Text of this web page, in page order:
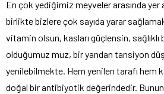
En çok yediğimiz meyveler arasında
birlikte bizlere çok sayıda yarar
vitamin olsun, kasları güçlensin,
olduğumuz muz, bir yandan tansiyon
yenilebilmekte. Hem yenilen tarafı hem
doğal bir antibiyotik değerindedir.